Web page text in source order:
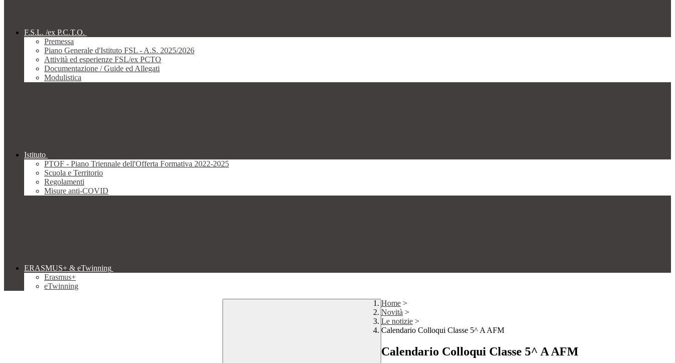
F.S.L. /ex P.C.T.O.
Premessa
Piano Generale d'Istituto FSL - A.S. 2025/2026
Attività ed esperienze FSL/ex PCTO
Documentazione / Guide ed Allegati
Modulistica
Istituto
PTOF - Piano Triennale dell'Offerta Formativa 2022-2025
Scuola e Territorio
Regolamenti
Misure anti-COVID
ERASMUS+ & eTwinning
Erasmus+
eTwinning
Home >
Novità >
Le notizie >
Calendario Colloqui Classe 5^ A AFM
Calendario Colloqui Classe 5^ A AFM